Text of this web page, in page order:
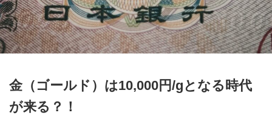
金（ゴールド）は10,000円/gとなる時代
が来る？！